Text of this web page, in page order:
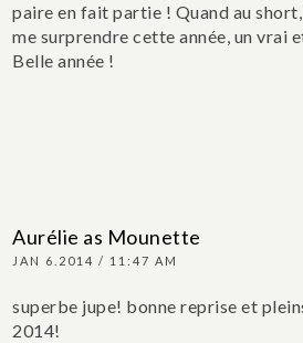
paire en fait partie ! Quand au
me surprendre cette année, un vrai
Belle année !
Aurélie as Mounette
JAN 6.2014 / 11:47 AM
superbe jupe! bonne reprise et
2014!